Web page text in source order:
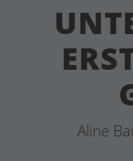
Aline